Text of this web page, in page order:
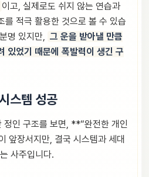
이고, 실제로도 쉬지 않는 연습과
를 적극 활용한 것으로 볼 수 있습
명 있지만, 그 운을 받아낼 만큼
있었기 때문에 폭발력이 생긴 구
스템 성공
정인 구조를 보면, **“완전한 개인
앞장서지만, 결국 시스템과 세대
사주입니다.